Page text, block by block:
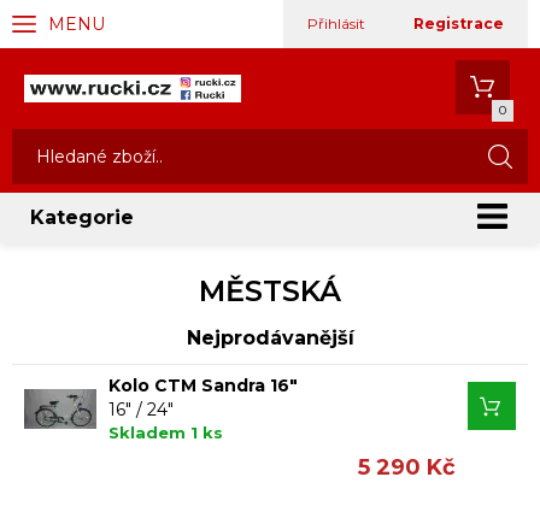
MENU Přihlásit Registrace
0
Kategorie
MĚSTSKÁ
Nejprodávanější
Kolo CTM Sandra 16"
16" / 24"
Skladem 1 ks
5 290 Kč